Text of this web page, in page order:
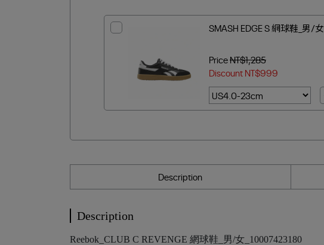
SMASH EDGE S 網球鞋_男/女
PriceNT$1,285
DiscountNT$999
Description
Description
Reebok_CLUB C REVENGE 網球鞋_男/女_10007423180